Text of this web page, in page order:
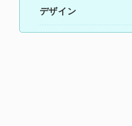
デザイン